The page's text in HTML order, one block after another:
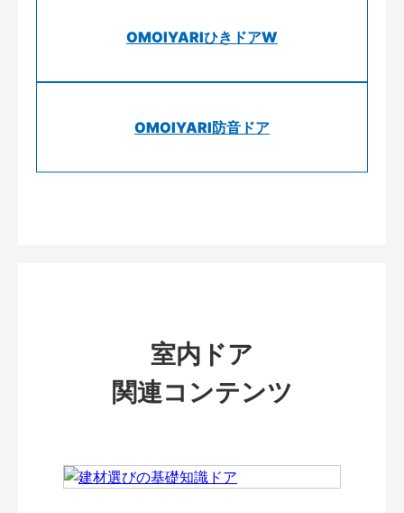
OMOIYARIひきドアW
OMOIYARI防音ドア
室内ドア
関連コンテンツ